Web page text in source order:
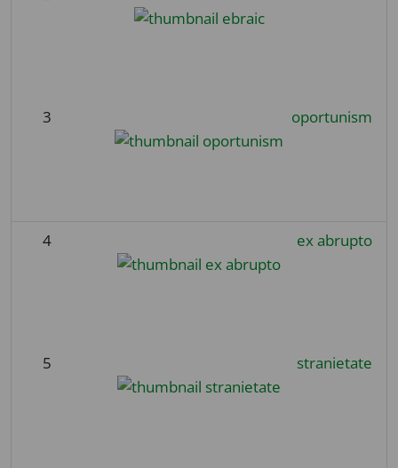
3 oportunism
4 ex abrupto
5 stranietate